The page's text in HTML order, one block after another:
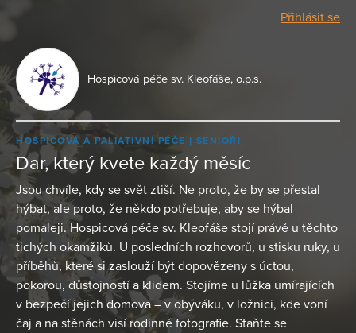
Přihlásit se
Hospicová péče sv. Kleofáše, o.p.s.
HOSPICOVÁ A PALIATIVNÍ PÉČE SENIOŘI
Dar, který kvete každý měsíc
Jsou chvíle, kdy se svět ztiší. Ne proto, že by se přestal
hýbat, ale proto, že někdo potřebuje, aby se hýbal
pomaleji. Hospicová péče sv. Kleofáše stojí právě u těchto
tichých okamžiků. U posledních rozhovorů, u stisku ruky, u
příběhů, které si zaslouží být dopovězeny s úctou,
pokorou, důstojností a klidem. Stojíme u lůžka umírajících
v bezpečí jejich domova – v obýváku, v ložnici, kde voní
čaj a na stěnách visí rodinné fotografie. Staňte se